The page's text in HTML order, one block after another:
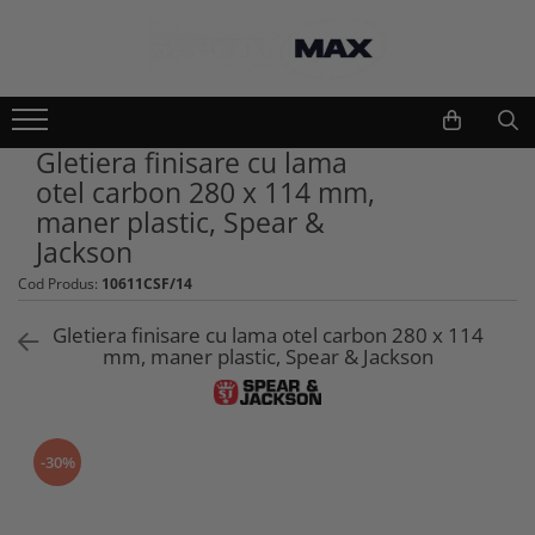
Imbracaminte lucru
Geci
Camasi
Bluze si hanorace
Tricouri
Caciuli si gulere
Pantaloni si salopete
Pelerine
Base layers
Incaltaminte protectie
Unelte gradinarit
Atomizoare si stropitori
Cultivatoare
Seturi unelte gradinarit
Plantatoare
Foarfeci gradinarit
Macete si seceri
Sere si paturi
Unelte constructii
Gletiera finisare cu lama
otel carbon 280 x 114 mm,
maner plastic, Spear &
Jackson
Cod Produs: 10611CSF/14
Gletiera finisare cu lama otel carbon 280 x 114
mm, maner plastic, Spear & Jackson
-30%